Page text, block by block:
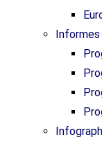
Informes